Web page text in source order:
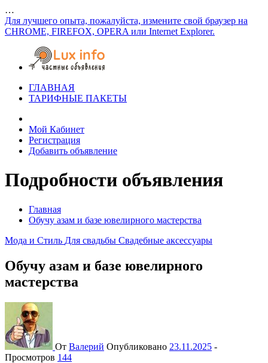
…
Для лучшего опыта, пожалуйста, измените свой браузер на
CHROME, FIREFOX, OPERA или Internet Explorer.
ГЛАВНАЯ
ТАРИФНЫЕ ПАКЕТЫ
Мой Кабинет
Регистрация
Добавить объявление
Подробности объявления
Главная
Обучу азам и базе ювелирного мастерства
Мода и Стиль Для свадьбы Свадебные аксессуары
Обучу азам и базе ювелирного
мастерства
От Валерий Опубликовано 23.11.2025 -
Просмотров 144